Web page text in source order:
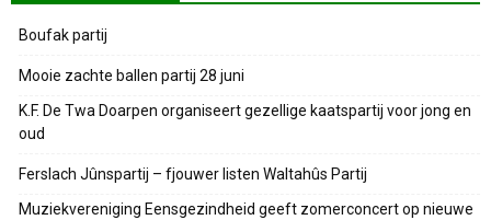
Boufak partij
Mooie zachte ballen partij 28 juni
K.F. De Twa Doarpen organiseert gezellige kaatspartij voor jong en
oud
Ferslach Jûnspartij – fjouwer listen Waltahûs Partij
Muziekvereniging Eensgezindheid geeft zomerconcert op nieuwe